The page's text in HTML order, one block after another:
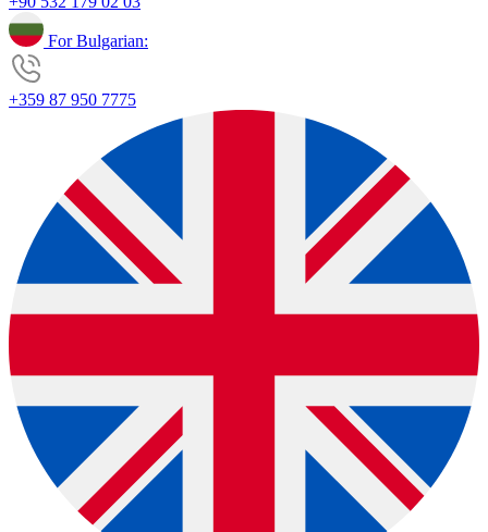
For Bulgarian:
+359 87 950 7775